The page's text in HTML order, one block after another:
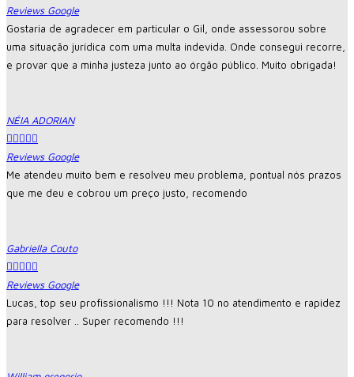
Reviews Google
Gostaria de agradecer em particular o Gil, onde assessorou sobre
uma situação jurídica com uma multa indevida. Onde consegui recorre,
e provar que a minha justeza junto ao órgão público. Muito obrigada!
NÉIA ADORIAN

Reviews Google
Me atendeu muito bem e resolveu meu problema, pontual nós prazos
que me deu e cobrou um preço justo, recomendo
Gabriella Couto

Reviews Google
Lucas, top seu profissionalismo !!! Nota 10 no atendimento e rapidez
para resolver .. Super recomendo !!!